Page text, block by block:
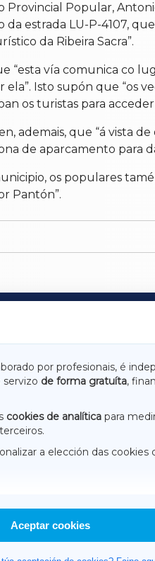
Provincial Popular,
estrada LU-P-4107,
da Ribeira Sacra”.
“esta vía comunica co
Isto supón que “os
os turistas para acceder
ademais, que “á vista
de aparcamento para
os populares
Pantón”.
por profesionais, é
servizo de forma gratuíta,
cookies de analítica para
a elección das cookies
Aceptar cookies
LUGOXA